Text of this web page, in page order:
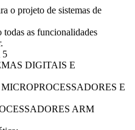
o projeto de sistemas de
as funcionalidades
5
DIGITAIS E
E
ARM